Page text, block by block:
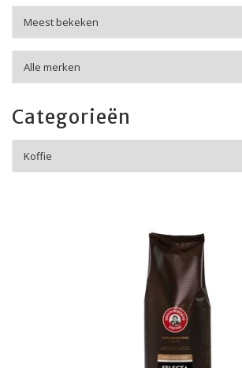
Categorieën